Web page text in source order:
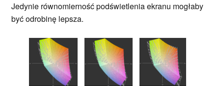
Jedynie równomierność podświetlenia ekranu mogłaby
być odrobinę lepsza.